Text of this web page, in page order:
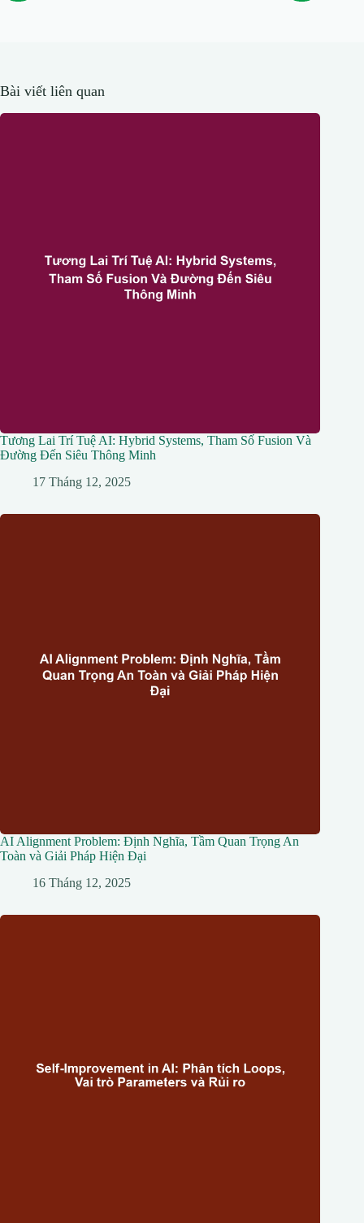
Bài viết liên quan
Tương Lai Trí Tuệ AI: Hybrid Systems, Tham Số Fusion Và
Đường Đến Siêu Thông Minh
17 Tháng 12, 2025
AI Alignment Problem: Định Nghĩa, Tầm Quan Trọng An
Toàn và Giải Pháp Hiện Đại
16 Tháng 12, 2025